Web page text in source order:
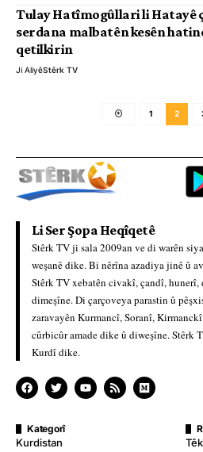
Tulay Hatîmogûllari li Hatayê
serdana malbatên kesên
qetilkirin
Ji AliyêStêrk TV
1 2
Li Ser Şopa Heqîqetê
Stêrk TV ji sala 2009an ve di warên
weşanê dike. Bi nêrîna azadiya jinê û
Stêrk TV xebatên civakî, çandî,
dimeşîne. Di çarçoveya parastin û
zaravayên Kurmancî, Soranî,
cûrbicûr amade dike û diweşîne. Stêrk
Kurdî dike.
Kategorî
Kurdistan